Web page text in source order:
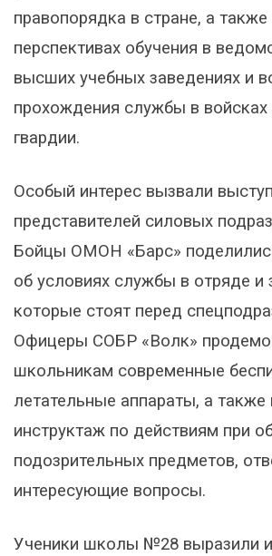
правопорядка в стране, а также
перспективах обучения в
высших учебных заведениях и
прохождения службы в войсках
гвардии.
Особый интерес вызвали
представителей силовых
Бойцы ОМОН «Барс»
об условиях службы в отряде и
которые стоят перед
Офицеры СОБР «Волк»
школьникам современные
летательные аппараты, а также
инструктаж по действиям при
подозрительных предметов,
интересующие вопросы.
Ученики школы №28 выразили